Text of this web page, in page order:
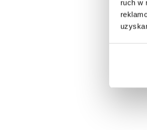
ruch w